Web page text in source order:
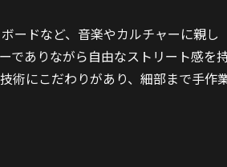
ードなど、音楽やカルチャーに親し
でありながら自由なストリート感を
術にこだわりがあり、細部まで手作